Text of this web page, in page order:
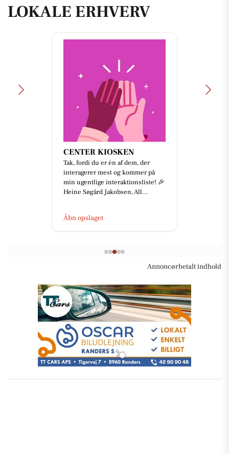
LOKALE ERHVERV
CENTER KIOSKEN
Tak, fordi du er én af dem, der
interagerer mest og kommer på
min ugentlige interaktionsliste! 🎉
Heine Søgård Jakobsen, All...
Åbn opslaget
Annoncørbetalt indhold